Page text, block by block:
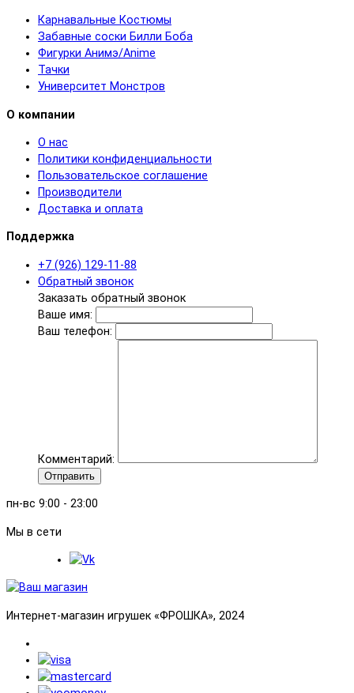
Карнавальные Костюмы
Забавные соски Билли Боба
Фигурки Анимэ/Anime
Тачки
Университет Монстров
О компании
О нас
Политики конфиденциальности
Пользовательское соглашение
Производители
Доставка и оплата
Поддержка
+7 (926) 129-11-88
Обратный звонок
Заказать обратный звонок
Ваше имя:
Ваш телефон:
Комментарий:
Отправить
пн-вс 9:00 - 23:00
Мы в сети
Интернет-магазин игрушек «ФРОШКА», 2024